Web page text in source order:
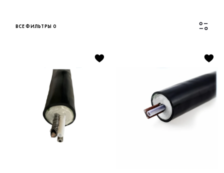
ВСЕ ФИЛЬТРЫ 0